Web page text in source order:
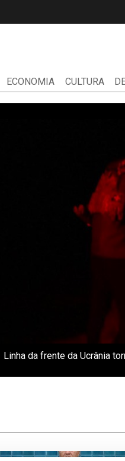
ECONOMIA CULTURA
Linha da frente da Ucrânia